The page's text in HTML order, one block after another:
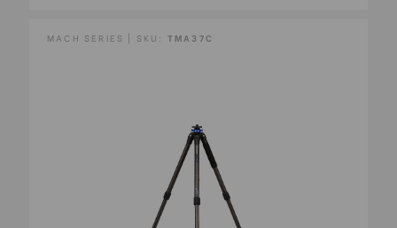
MACH SERIES | SKU: TMA37C